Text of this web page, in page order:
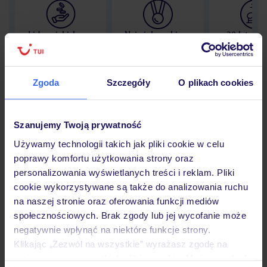
Zgoda Szczegóły O plikach cookies
Szanujemy Twoją prywatność
Używamy technologii takich jak pliki cookie w celu
poprawy komfortu użytkowania strony oraz
personalizowania wyświetlanych treści i reklam. Pliki
cookie wykorzystywane są także do analizowania ruchu
na naszej stronie oraz oferowania funkcji mediów
społecznościowych. Brak zgody lub jej wycofanie może
negatywnie wpłynąć na niektóre funkcje strony.
Klikając „Zezwól na wszystkie” wyrażasz zgodę na
Lider niskich cen
Największe biuro
30 lat w
Hotel
Opinie
Pokoje